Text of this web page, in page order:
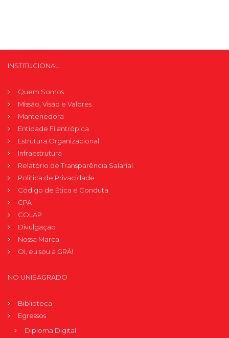
INSTITUCIONAL
Quem Somos
Missão, Visão e Valores
Mantenedora
Entidade Filantrópica
Estrutura Organizacional
Infraestrutura
Relatório de Transparência Salarial
Política de Privacidade
Código de Ética e Conduta
CPA
COLAP
Divulgação
Nossa Marca
Oi, eu sou a GRÁ!
NO UNISAGRADO
Biblioteca
Egressos
Diploma Digital